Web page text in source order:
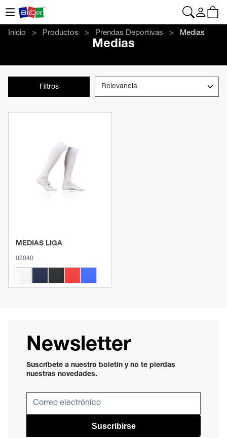
Inicio Productos Prendas Deportivas Medias
Medias
Filtros
Ver producto
MEDIAS LIGA
02040
Newsletter
Suscríbete a nuestro boletín y no te pierdas
nuestras novedades.
Suscribirse